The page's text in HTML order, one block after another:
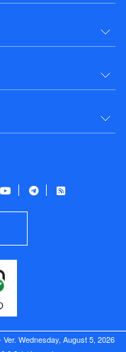
Wednesday, August 5, 2026